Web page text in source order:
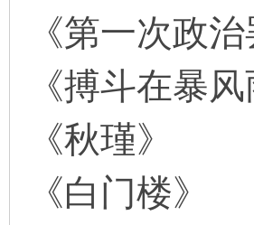
《第一次政治
《搏斗在暴风
《秋瑾》
《白门楼》